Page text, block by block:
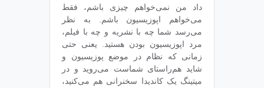
داد من نمی‌خواهم چیزی باشم، فقط
می‌خواهم اپوزیسیون باشم. به نظر
می‌رسد شما چه با نشریه و چه با فیلم،
مرد اپوزیسیون بودن هستید. یعنی حتی
زمانی که نظام در موضع پوزیسیون و
شاید هم‌راستای شماست می‌روید و در
میتینگ یک کاندیدا سخنرانی هم می‌کنید،